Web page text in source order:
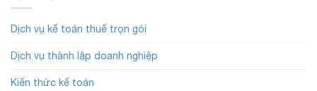
Dịch vụ kế toán thuế trọn gói
Dịch vụ thành lập doanh nghiệp
Kiến thức kế toán